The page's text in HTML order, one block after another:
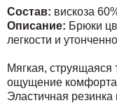
Состав: вискоза
Описание: Брюки
легкости и
Мягкая, струящаяся
ощущение
Эластичная